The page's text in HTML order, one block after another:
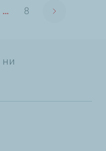
…
Last
8
Next page
ни